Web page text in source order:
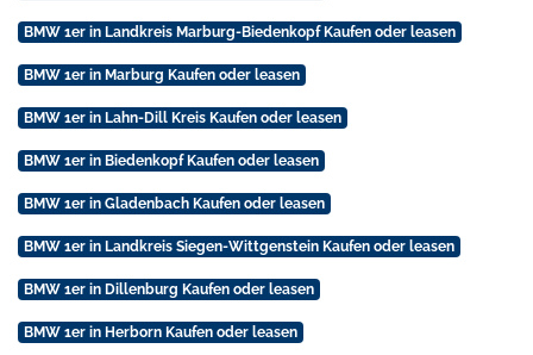
BMW 1er in Landkreis Marburg-Biedenkopf Kaufen oder leasen
BMW 1er in Marburg Kaufen oder leasen
BMW 1er in Lahn-Dill Kreis Kaufen oder leasen
BMW 1er in Biedenkopf Kaufen oder leasen
BMW 1er in Gladenbach Kaufen oder leasen
BMW 1er in Landkreis Siegen-Wittgenstein Kaufen oder leasen
BMW 1er in Dillenburg Kaufen oder leasen
BMW 1er in Herborn Kaufen oder leasen